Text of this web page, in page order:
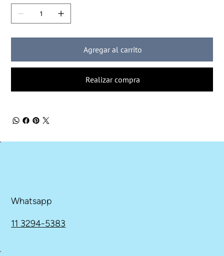
Agregar al carrito
Realizar compra
Whatsapp
11 3294-5383